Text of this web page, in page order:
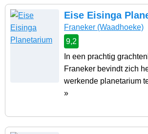
Eise Eisinga
Franeker (Waadhoeke)
9,2
In een prachtig
Franeker bevindt zich
werkende planetarium
»